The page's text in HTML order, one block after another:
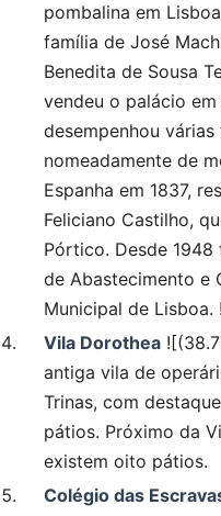
pombalina em
família de José
Benedita de Sousa
vendeu o palácio em
desempenhou
nomeadamente de
Espanha em 1837,
Feliciano Castilho,
Pórtico. Desde
de Abastecimento e
Municipal de Lisboa.
Vila Dorothea
antiga vila de
Trinas, com
pátios. Próximo da
existem oito pátios.
Colégio das